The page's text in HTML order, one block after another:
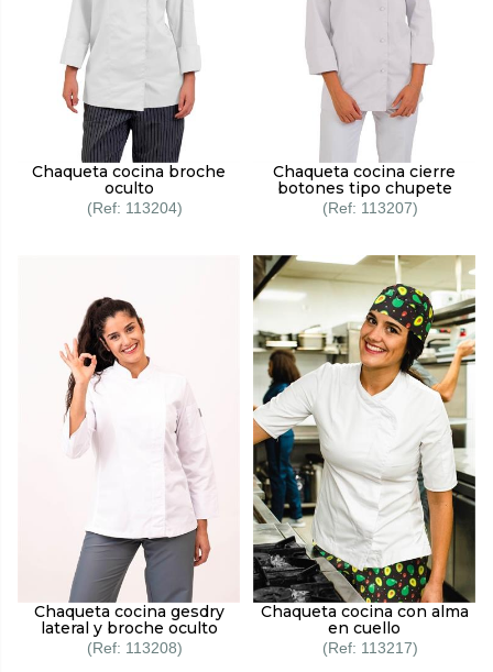
Chaqueta cocina broche
oculto
113204
Chaqueta cocina cierre
botones tipo chupete
113207
Chaqueta cocina gesdry
lateral y broche oculto
113208
Chaqueta cocina con alma
en cuello
113217